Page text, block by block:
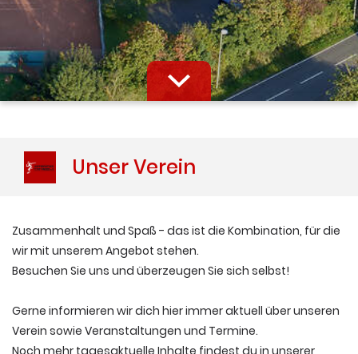
Galerie
Dokumente
Sponsoren
Unser Verein
Zusammenhalt und Spaß - das ist die Kombination, für die
wir mit unserem Angebot stehen.
Besuchen Sie uns und überzeugen Sie sich selbst!
Gerne informieren wir dich hier immer aktuell über unseren
Verein sowie Veranstaltungen und Termine.